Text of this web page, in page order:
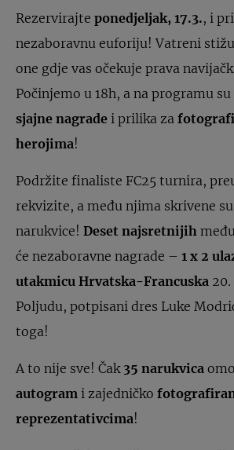
Rezervirajte ponedjeljak, 17.3., i
nezaboravnu euforiju! Vatreni
one gdje vas očekuje prava
Počinjemo u 18h, a na programu su
sjajne nagrade i prilika za
herojima!
Podržite finaliste FC25 turnira,
rekvizite, a među njima skrivene
narukvice! Deset najsretnijih
će nezaboravne nagrade – 1 x 2
utakmicu Hrvatska-Francuska
Poljudu, potpisani dres Luke
toga!
A to nije sve! Čak 35 narukvica
autogram i zajedničko
reprezentativcima!